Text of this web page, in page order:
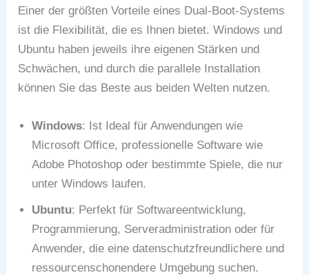
Einer der größten Vorteile eines Dual-Boot-Systems
ist die Flexibilität, die es Ihnen bietet. Windows und
Ubuntu haben jeweils ihre eigenen Stärken und
Schwächen, und durch die parallele Installation
können Sie das Beste aus beiden Welten nutzen.
Windows: Ist Ideal für Anwendungen wie
Microsoft Office, professionelle Software wie
Adobe Photoshop oder bestimmte Spiele, die nur
unter Windows laufen.
Ubuntu: Perfekt für Softwareentwicklung,
Programmierung, Serveradministration oder für
Anwender, die eine datenschutzfreundlichere und
ressourcenschonendere Umgebung suchen.